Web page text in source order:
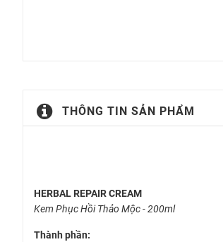
THÔNG TIN SẢN PHẨM
HERBAL REPAIR CREAM
Kem Phục Hồi Thảo Mộc - 200ml
Thành phần: